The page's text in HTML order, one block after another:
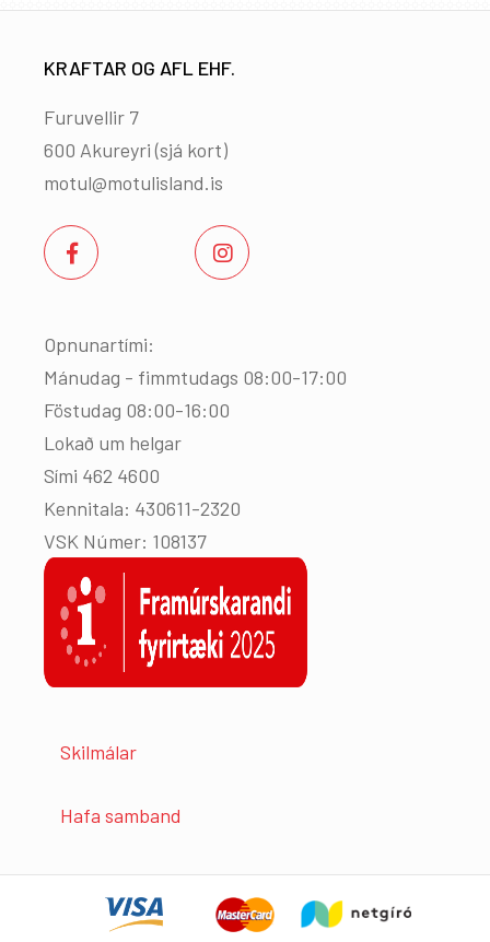
KRAFTAR OG AFL EHF.
Furuvellir 7
600 Akureyri (sjá kort)
motul@motulisland.is
Opnunartími:
Mánudag - fimmtudags 08:00-17:00
Föstudag 08:00-16:00
Lokað um helgar
Sími 462 4600
Kennitala: 430611-2320
VSK Númer: 108137
Skilmálar
Hafa samband